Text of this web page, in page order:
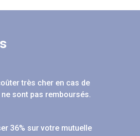
très cher en cas de
sont pas remboursés.
36% sur votre mutuelle